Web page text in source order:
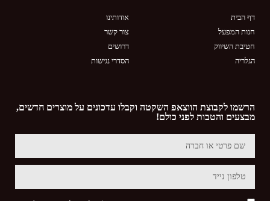
דף הבית
חנות המפעל
חטיבת השיווק
הגלריה
אודותינו
צור קשר
דרושים
הסדרי נגישות
הרשמו לקבוצת הווצאפ השקטה וקבלו עדכונים על מוצרים חדשים,
מבצעים והטבות לפני כולם!